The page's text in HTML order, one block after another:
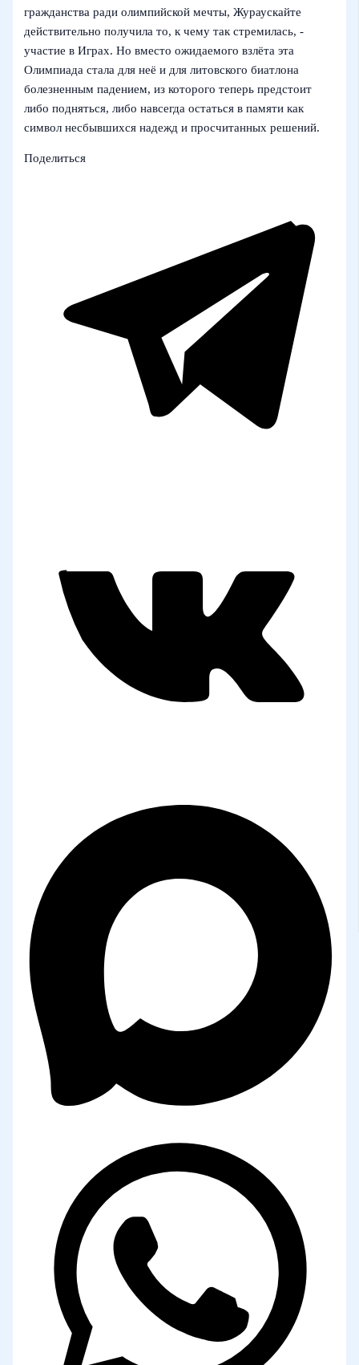
гражданства ради олимпийской мечты, Жураускайте
действительно получила то, к чему так стремилась, -
участие в Играх. Но вместо ожидаемого взлёта эта
Олимпиада стала для неё и для литовского биатлона
болезненным падением, из которого теперь предстоит
либо подняться, либо навсегда остаться в памяти как
символ несбывшихся надежд и просчитанных решений.
Поделиться